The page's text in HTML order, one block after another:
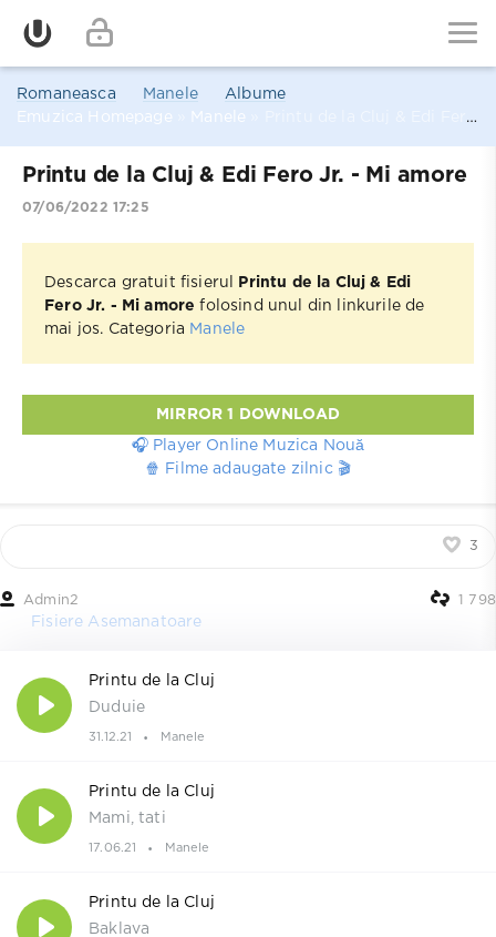
Romaneasca Manele
Albume
Emuzica Homepage
Manele
Printu de la Cluj & Edi Fero Jr. - Mi amore
07/06/2022 17:25
Descarca gratuit fisierul
Printu de la Cluj & Edi
Fero Jr. - Mi amore folosind unul din linkurile de
mai jos. Categoria Manele
MIRROR 1 DOWNLOAD
🎧 Player Online Muzica Nouă
🍿 Filme adaugate zilnic 🎬
3
Admin2 1 798
Fisiere Asemanatoare
Printu de la Cluj
Duduie
31.12.21 Manele
Printu de la Cluj
Mami, tati
17.06.21 Manele
Printu de la Cluj
Baklava